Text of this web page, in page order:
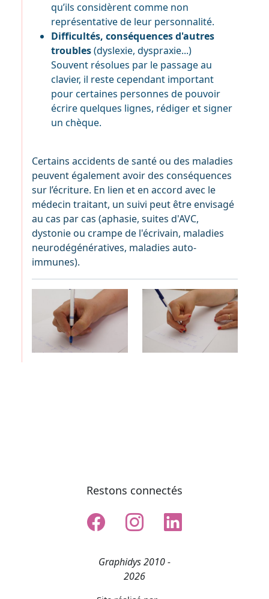
qu’ils considèrent comme non
représentative de leur personnalité.
Difficultés, conséquences d'autres
troubles(dyslexie, dyspraxie...)
Souvent résolues par le passage au
clavier, il reste cependant important
pour certaines personnes de pouvoir
écrire quelques lignes, rédiger et signer
un chèque.
Certains accidents de santé ou des maladies
peuvent également avoir des conséquences
sur l’écriture. En lien et en accord avec le
médecin traitant, un suivi peut être envisagé
au cas par cas (aphasie, suites d'AVC,
dystonie ou crampe de l'écrivain, maladies
neurodégénératives, maladies auto-
immunes).
Restons connectés
Graphidys 2010 -
2026